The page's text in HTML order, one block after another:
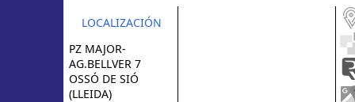
LOCALIZACIÓN
PZ MAJOR-
AG.BELLVER 7
OSSÓ DE SIÓ
(LLEIDA)